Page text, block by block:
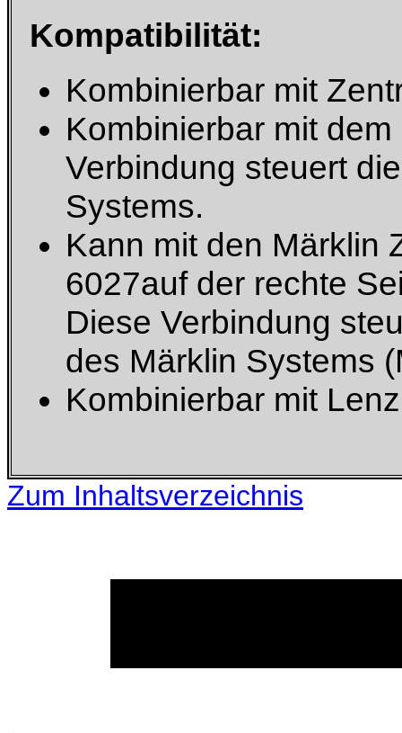
Kompatibilität:
Kombinierbar mit
Kombinierbar mit
Verbindung steuert
Systems.
Kann mit den Märklin
6027auf der rechte
Diese Verbindung
des Märklin Systems
Kombinierbar mit
Zum Inhaltsverzeichnis